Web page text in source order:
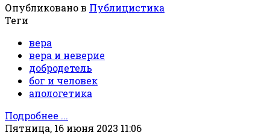
Опубликовано в Публицистика
Теги
вера
вера и неверие
добродетель
бог и человек
апологетика
Подробнее ...
Пятница, 16 июня 2023 11:06